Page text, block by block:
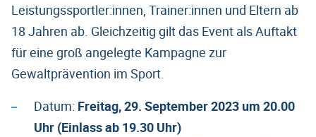
Leistungssportler:innen, Trainer:innen und Eltern ab
18 Jahren ab. Gleichzeitig gilt das Event als Auftakt
für eine groß angelegte Kampagne zur
Gewaltprävention im Sport.
Datum: Freitag, 29. September 2023 um 20.00
Uhr (Einlass ab 19.30 Uhr)